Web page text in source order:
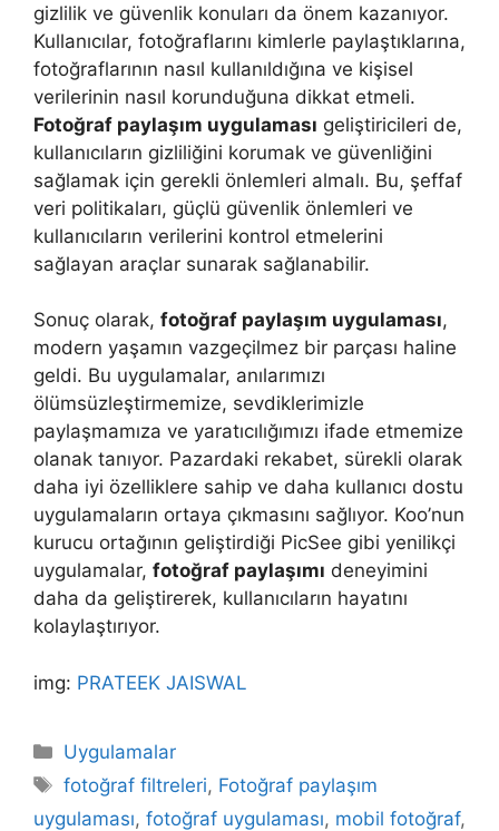
gizlilik ve güvenlik konuları da önem kazanıyor.
Kullanıcılar, fotoğraflarını kimlerle paylaştıklarına,
fotoğraflarının nasıl kullanıldığına ve kişisel
verilerinin nasıl korunduğuna dikkat etmeli.
Fotoğraf paylaşım uygulaması geliştiricileri de,
kullanıcıların gizliliğini korumak ve güvenliğini
sağlamak için gerekli önlemleri almalı. Bu, şeffaf
veri politikaları, güçlü güvenlik önlemleri ve
kullanıcıların verilerini kontrol etmelerini
sağlayan araçlar sunarak sağlanabilir.
Sonuç olarak, fotoğraf paylaşım uygulaması,
modern yaşamın vazgeçilmez bir parçası haline
geldi. Bu uygulamalar, anılarımızı
ölümsüzleştirmemize, sevdiklerimizle
paylaşmamıza ve yaratıcılığımızı ifade etmemize
olanak tanıyor. Pazardaki rekabet, sürekli olarak
daha iyi özelliklere sahip ve daha kullanıcı dostu
uygulamaların ortaya çıkmasını sağlıyor. Koo’nun
kurucu ortağının geliştirdiği PicSee gibi yenilikçi
uygulamalar, fotoğraf paylaşımı deneyimini
daha da geliştirerek, kullanıcıların hayatını
kolaylaştırıyor.
img: PRATEEK JAISWAL
Kategoriler
Uygulamalar
Etiketler
fotoğraf filtreleri, Fotoğraf paylaşım
uygulaması, fotoğraf uygulaması, mobil fotoğraf,